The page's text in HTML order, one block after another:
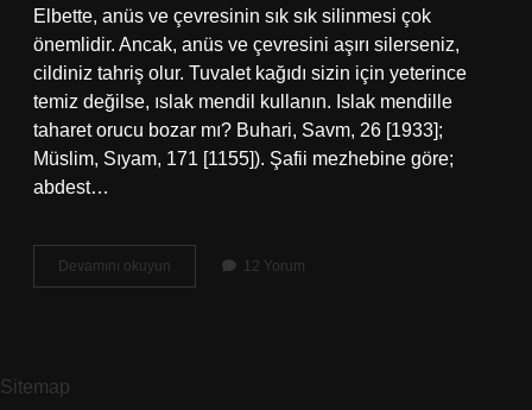
Elbette, anüs ve çevresinin sık sık silinmesi çok
önemlidir. Ancak, anüs ve çevresini aşırı silerseniz,
cildiniz tahriş olur. Tuvalet kağıdı sizin için yeterince
temiz değilse, ıslak mendil kullanın. Islak mendille
taharet orucu bozar mı? Buhari, Savm, 26 [1933];
Müslim, Sıyam, 171 [1155]). Şafii mezhebine göre;
abdest…
Devamını okuyun
Mendil
12 Yorum
Sitemap